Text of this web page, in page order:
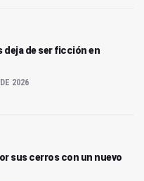
deja de ser ficción en
2026
sus cerros con un nuevo